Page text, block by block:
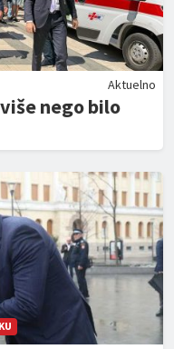
Aktuelno
nego bilo